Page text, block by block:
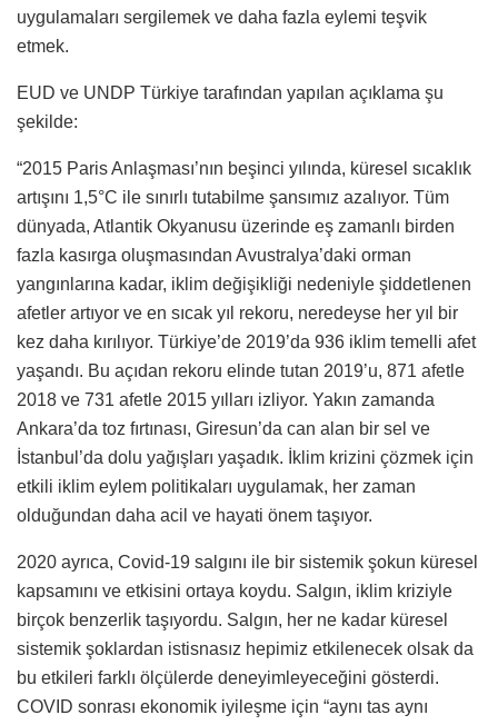
uygulamaları sergilemek ve daha fazla eylemi teşvik
etmek.
EUD ve UNDP Türkiye tarafından yapılan açıklama şu
şekilde:
“2015 Paris Anlaşması’nın beşinci yılında, küresel sıcaklık
artışını 1,5°C ile sınırlı tutabilme şansımız azalıyor. Tüm
dünyada, Atlantik Okyanusu üzerinde eş zamanlı birden
fazla kasırga oluşmasından Avustralya’daki orman
yangınlarına kadar, iklim değişikliği nedeniyle şiddetlenen
afetler artıyor ve en sıcak yıl rekoru, neredeyse her yıl bir
kez daha kırılıyor. Türkiye’de 2019’da 936 iklim temelli afet
yaşandı. Bu açıdan rekoru elinde tutan 2019’u, 871 afetle
2018 ve 731 afetle 2015 yılları izliyor. Yakın zamanda
Ankara’da toz fırtınası, Giresun’da can alan bir sel ve
İstanbul’da dolu yağışları yaşadık. İklim krizini çözmek için
etkili iklim eylem politikaları uygulamak, her zaman
olduğundan daha acil ve hayati önem taşıyor.
2020 ayrıca, Covid-19 salgını ile bir sistemik şokun küresel
kapsamını ve etkisini ortaya koydu. Salgın, iklim kriziyle
birçok benzerlik taşıyordu. Salgın, her ne kadar küresel
sistemik şoklardan istisnasız hepimiz etkilenecek olsak da
bu etkileri farklı ölçülerde deneyimleyeceğini gösterdi.
COVID sonrası ekonomik iyileşme için “aynı tas aynı